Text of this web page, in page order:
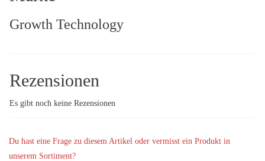
Growth Technology
Rezensionen
Es gibt noch keine Rezensionen
Du hast eine Frage zu diesem Artikel oder vermisst ein Produkt in
unserem Sortiment?